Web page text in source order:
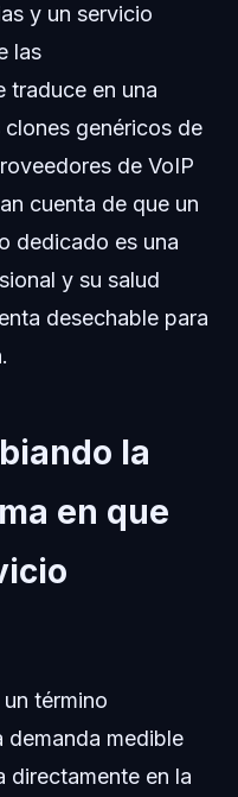
y un servicio
las
traduce en una
genéricos de
de VoIP
cuenta de que un
dedicado es una
y su salud
desechable para
la
en que
término
demanda medible
directamente en la